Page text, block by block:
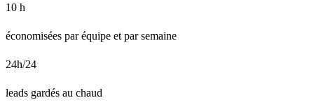
10 h
économisées par équipe et par semaine
24h/24
leads gardés au chaud